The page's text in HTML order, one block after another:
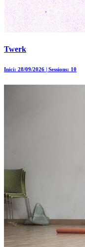
Twerk
Inici: 28/09/2026 | Sessions: 10